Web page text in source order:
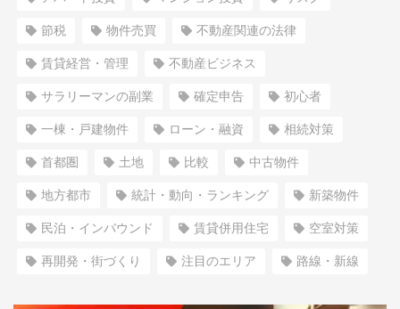
節税 物件売買 不動産関連の法律
賃貸経営・管理 不動産ビジネス
サラリーマンの副業 確定申告 初心者
一棟・戸建物件 ローン・融資 相続対策
首都圏 土地 比較 中古物件
地方都市 統計・動向・ランキング 新築物件
民泊・インバウンド 賃貸併用住宅 空室対策
再開発・街づくり 注目のエリア 路線・新線